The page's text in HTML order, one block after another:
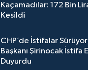
Kaçamadılar: 172 Bin
Kesildi
CHP’de İstifalar Sürüyor:
Başkanı Şirinocak İstifa
Duyurdu